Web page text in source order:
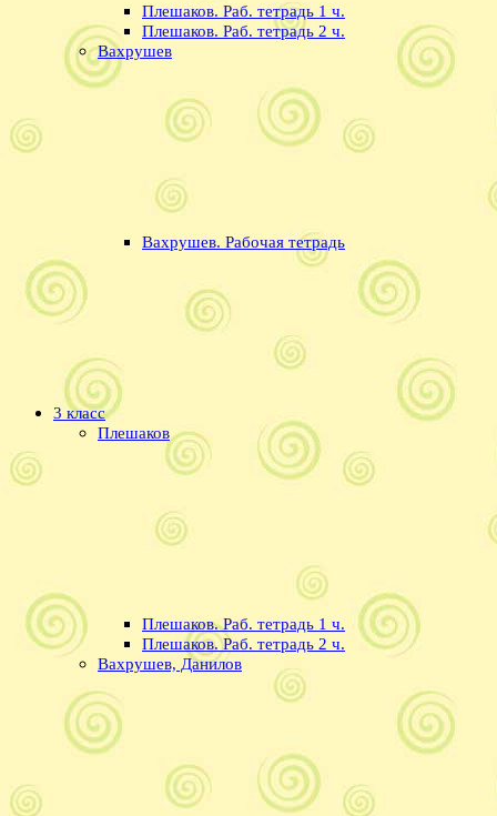
Плешаков. Раб. тетрадь 1 ч.
Плешаков. Раб. тетрадь 2 ч.
Вахрушев
Вахрушев. Рабочая тетрадь
3 класс
Плешаков
Плешаков. Раб. тетрадь 1 ч.
Плешаков. Раб. тетрадь 2 ч.
Вахрушев, Данилов